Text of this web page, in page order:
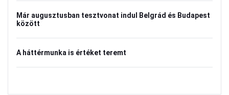
Már augusztusban tesztvonat indul Belgrád és Budapest
között
A háttérmunka is értéket teremt